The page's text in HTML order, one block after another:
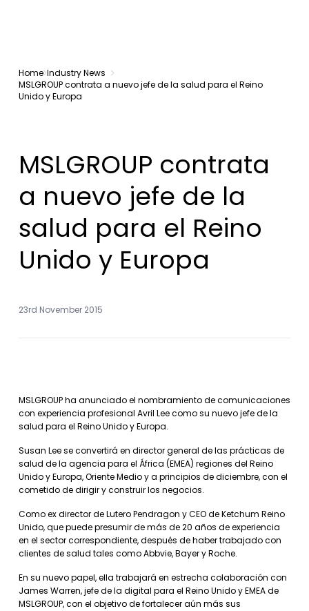
Home Industry News
MSLGROUP contrata a nuevo jefe de la salud para el Reino
Unido y Europa
MSLGROUP contrata
a nuevo jefe de la
salud para el Reino
Unido y Europa
23rd November 2015
MSLGROUP ha anunciado el nombramiento de comunicaciones
con experiencia profesional Avril Lee como su nuevo jefe de la
salud para el Reino Unido y Europa.
Susan Lee se convertirá en director general de las prácticas de
salud de la agencia para el África (EMEA) regiones del Reino
Unido y Europa, Oriente Medio y a principios de diciembre, con el
cometido de dirigir y construir los negocios.
Como ex director de Lutero Pendragon y CEO de Ketchum Reino
Unido, que puede presumir de más de 20 años de experiencia
en el sector correspondiente, después de haber trabajado con
clientes de salud tales como Abbvie, Bayer y Roche.
En su nuevo papel, ella trabajará en estrecha colaboración con
James Warren, jefe de la digital para el Reino Unido y EMEA de
MSLGROUP, con el objetivo de fortalecer aún más sus